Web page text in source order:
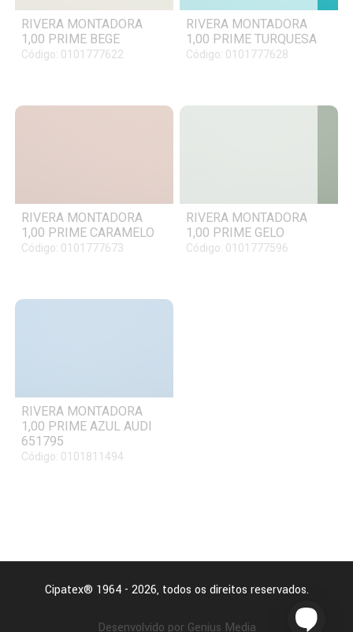
RIVERA MONTADORA
1,00 PRIME BEGE
Código: 0101777622
RIVERA MONTADORA
1,00 PRIME TURQUESA
Código: 0101777628
RIVERA MONTADORA
1,00 PRIME CARAMELO
Código: 0101777673
RIVERA MONTADORA
1,00 PRIME GELO
Código: 0101777596
RIVERA MONTADORA
1,00 PRIME AZUL AUDI
651795
Código: 0101811494
Cipatex® 1964 - 2026, todos os direitos reservados.
Desenvolvido por Genius Media